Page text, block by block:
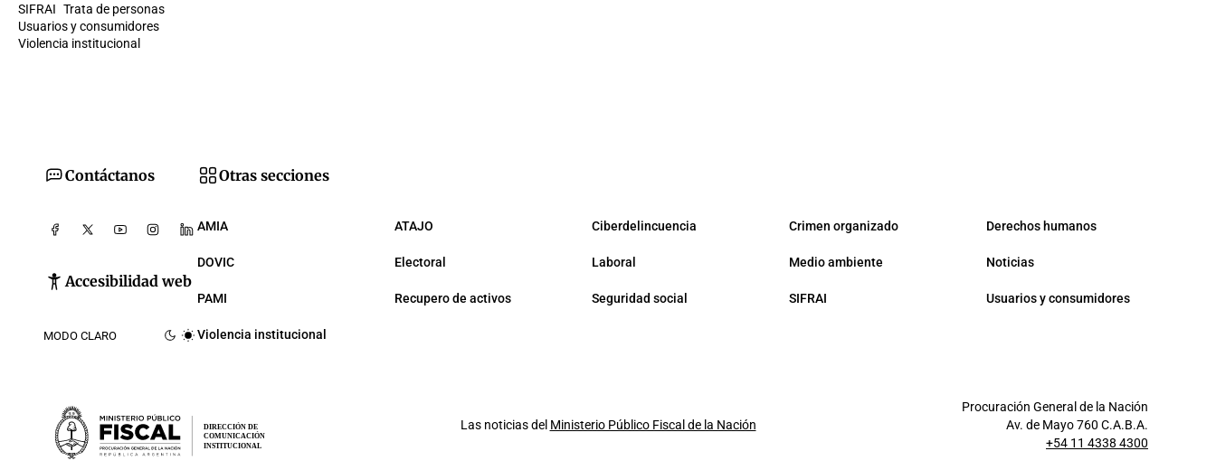
SIFRAI Trata de personas
Usuarios y consumidores
Violencia institucional
Contáctanos
Accesibilidad web
MODO CLARO
Otras secciones
AMIA ATAJO Ciberdelincuencia Crimen organizado Derechos humanos
DOVIC Electoral Laboral Medio ambiente Noticias
PAMI Recupero de activos Seguridad social SIFRAI Usuarios y consumidores
Violencia institucional
DIRECCIÓN DE
COMUNICACIÓN
INSTITUCIONAL
Las noticias del Ministerio Público Fiscal de la Nación
Procuración General de la Nación
Av. de Mayo 760 C.A.B.A.
+54 11 4338 4300